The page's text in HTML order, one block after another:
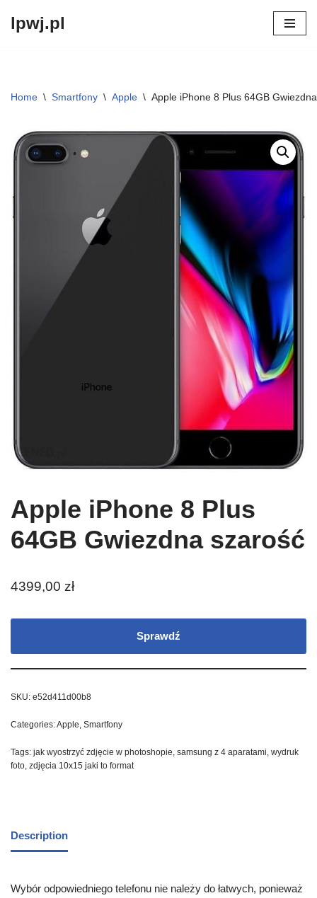
lpwj.pl
Home \ Smartfony \ Apple \ Apple iPhone 8 Plus 64GB
Apple iPhone 8 Plus
64GB Gwiezdna szarość
4399,00 zł
Sprawdź
SKU: e52d411d00b8
Categories:Apple Smartfony
Tags: jak wyostrzyć zdjęcie w photoshopie samsung z 4 aparatami wydruk
foto zdjęcia 10x15 jaki to format
Description
Wybór odpowiedniego telefonu nie należy do łatwych, ponieważ